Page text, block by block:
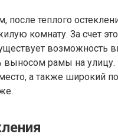
после теплого
комнату. За счет
возможность
рамы на улицу.
а также широкий